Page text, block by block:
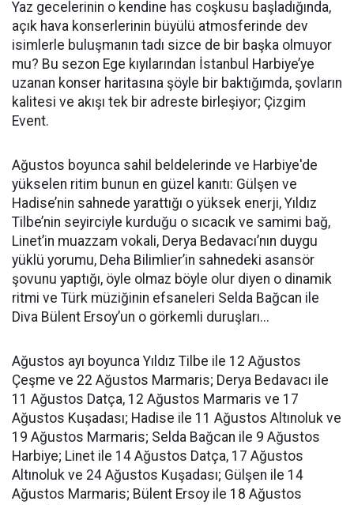
Yaz gecelerinin o kendine has coşkusu başladığında,
açık hava konserlerinin büyülü atmosferinde dev
isimlerle buluşmanın tadı sizce de bir başka olmuyor
mu? Bu sezon Ege kıyılarından İstanbul Harbiye’ye
uzanan konser haritasına şöyle bir baktığımda, şovların
kalitesi ve akışı tek bir adreste birleşiyor; Çizgim
Event.
Ağustos boyunca sahil beldelerinde ve Harbiye'de
yükselen ritim bunun en güzel kanıtı: Gülşen ve
Hadise’nin sahnede yarattığı o yüksek enerji, Yıldız
Tilbe’nin seyirciyle kurduğu o sıcacık ve samimi bağ,
Linet’in muazzam vokali, Derya Bedavacı’nın duygu
yüklü yorumu, Deha Bilimlier’in sahnedeki asansör
şovunu yaptığı, öyle olmaz böyle olur diyen o dinamik
ritmi ve Türk müziğinin efsaneleri Selda Bağcan ile
Diva Bülent Ersoy’un o görkemli duruşları...
Ağustos ayı boyunca Yıldız Tilbe ile 12 Ağustos
Çeşme ve 22 Ağustos Marmaris; Derya Bedavacı ile
11 Ağustos Datça, 12 Ağustos Marmaris ve 17
Ağustos Kuşadası; Hadise ile 11 Ağustos Altınoluk ve
19 Ağustos Marmaris; Selda Bağcan ile 9 Ağustos
Harbiye; Linet ile 14 Ağustos Datça, 17 Ağustos
Altınoluk ve 24 Ağustos Kuşadası; Gülşen ile 14
Ağustos Marmaris; Bülent Ersoy ile 18 Ağustos